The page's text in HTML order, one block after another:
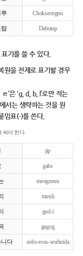
Chokseongnu
Dabotap
기를 쓸 수 있다.
원을 전제로 표기할 경우
’은 ‘g, d, b, l’로만 적는
서는 생략하는 것을 원
임표(-)를 쓴다.
써야 한다.
jip
gabs
meogneun
munli
gud-i
gagog
다 eobs-eoss-seubnida